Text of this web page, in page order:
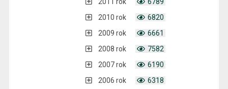
2010 rok
6820
2009 rok
6661
2008 rok
7582
2007 rok
6190
2006 rok
6318